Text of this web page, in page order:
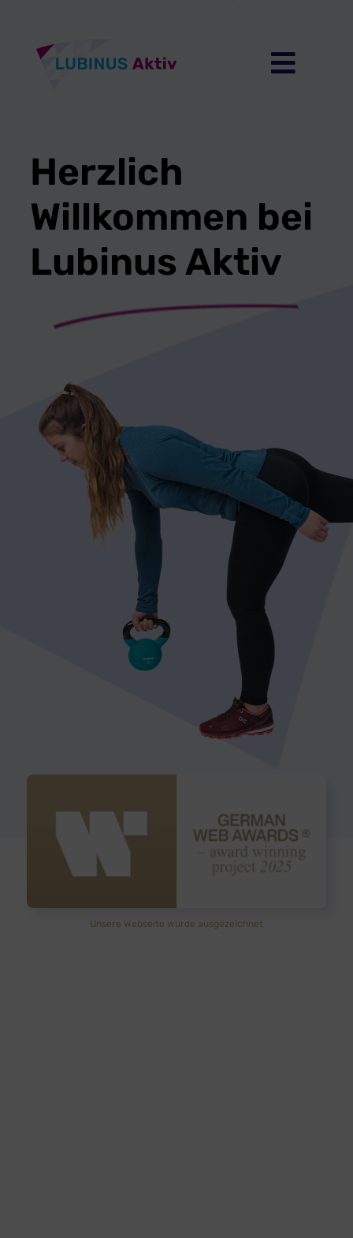
springen
Herzlich
Willkommen bei
Lubinus Aktiv
Unsere Webseite wurde ausgezeichnet